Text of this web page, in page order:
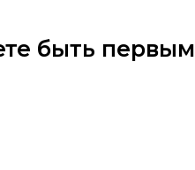
быть первым